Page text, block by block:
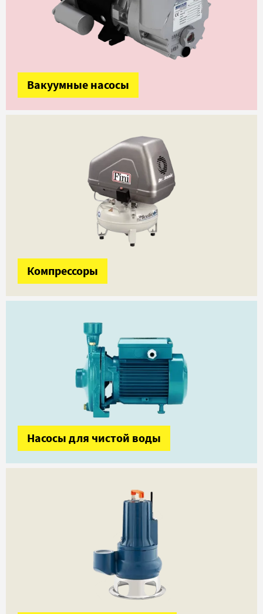
Вакуумные насосы
Компрессоры
Насосы для чистой воды